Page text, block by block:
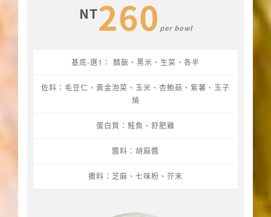
NT260 per bowl
基底-選1： 醋飯、黑米、生菜、各半
佐料：毛豆仁、黃金泡菜、玉米、杏鮑菇、紫薯、玉子
燒
蛋白質：鮭魚、舒肥雞
醬料：胡麻醬
撒料：芝麻、七味粉、芥末